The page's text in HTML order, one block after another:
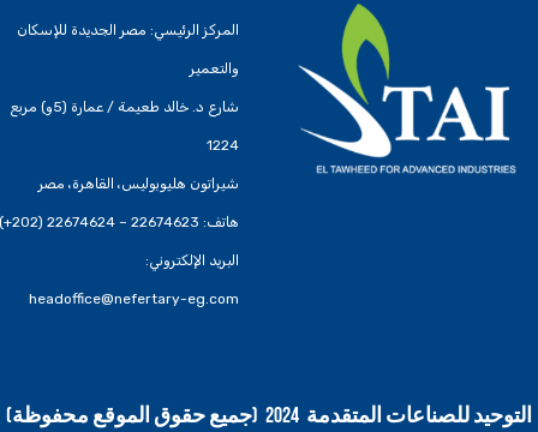
المركز الرئيسي: مصر الجديدة للإسكان
والتعمير
شارع د. خالد طعيمة / عمارة (5و) مربع
1224
شيراتون هليوبوليس، القاهرة، مصر
هاتف: 22674623 – 22674624 (202+)
البريد الإلكتروني:
headoffice@nefertary-eg.com
التوحيد للصناعات المتقدمة 2024 (جميع حقوق الموقع محفوظة)